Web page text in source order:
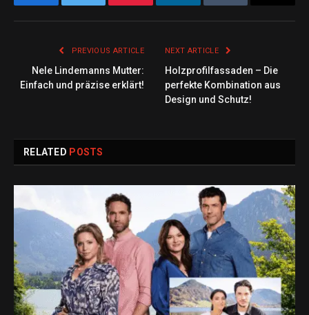
FacebookTwitter Pinterest LinkedInTumblr
PREVIOUS ARTICLE
Nele Lindemanns Mutter:
Einfach und präzise erklärt!
NEXT ARTICLE
Holzprofilfassaden – Die
perfekte Kombination aus
Design und Schutz!
RELATED POSTS